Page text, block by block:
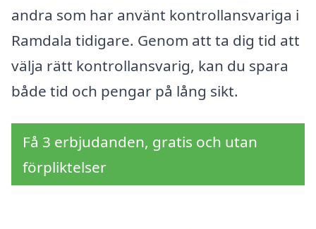
andra som har använt kontrollansvariga i
Ramdala tidigare. Genom att ta dig tid att
välja rätt kontrollansvarig, kan du spara
både tid och pengar på lång sikt.
Få 3 erbjudanden, gratis och utan
förpliktelser